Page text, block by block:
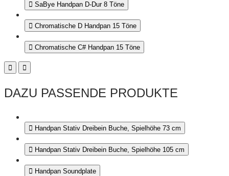
SaBye Handpan D-Dur 8 Töne
Chromatische D Handpan 15 Töne
Chromatische C# Handpan 15 Töne
DAZU PASSENDE PRODUKTE
Handpan Stativ Dreibein Buche, Spielhöhe 73 cm
Handpan Stativ Dreibein Buche, Spielhöhe 105 cm
Handpan Soundplate